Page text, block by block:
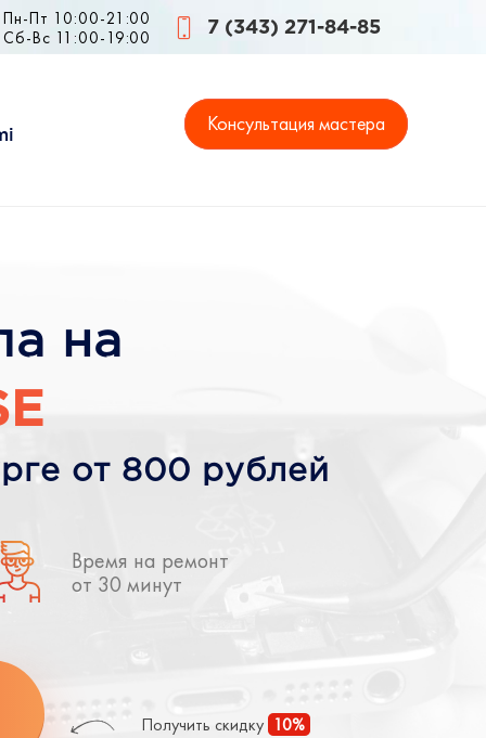
Пн-Пт 10:00-21:00
Сб-Вс 11:00-19:00
7 (343) 271-84-85
Консультация мастера
на
от 800 рублей
Время на ремонт
от 30 минут
Получить скидку 10%